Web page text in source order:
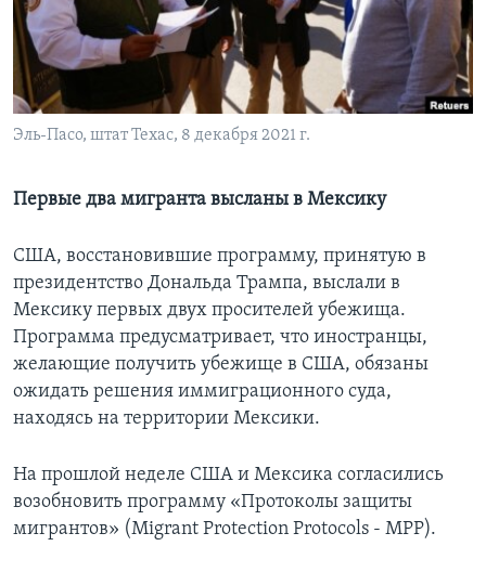
Learning English
СОЦИАЛЬНЫЕ СЕТИ
Языки
Эль-Пасо, штат Техас, 8 декабря 2021 г.
Первые два мигранта высланы в Мексику
США, восстановившие программу, принятую в
президентство Дональда Трампа, выслали в
Мексику первых двух просителей убежища.
Программа предусматривает, что иностранцы,
желающие получить убежище в США, обязаны
ожидать решения иммиграционного суда,
находясь на территории Мексики.
На прошлой неделе США и Мексика согласились
возобновить программу «Протоколы защиты
мигрантов» (Migrant Protection Protocols - MPP).